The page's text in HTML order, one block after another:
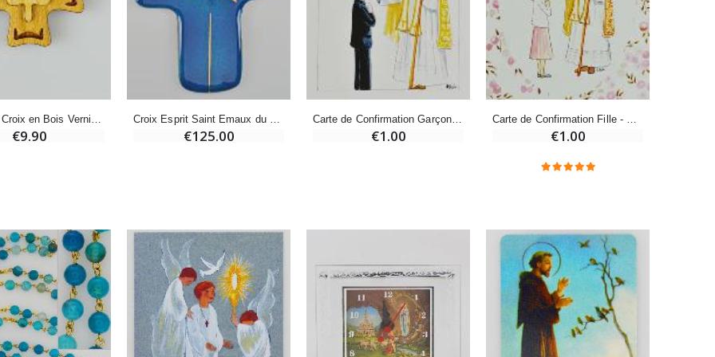
Huile d'Onction
€9.90
€130.00
€5.00
-10%
Bougie de Neuvaine Contre le Mal - Saint Michel
€5.50 €4.95
Huile d'Onction
€9.90
€9.90 €125.00
Carte de Confirmation Garçon - Confirmation par l'Evêque
€1.00 €1.00